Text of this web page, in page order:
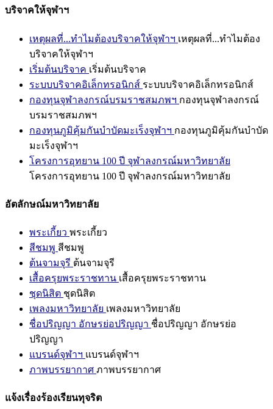
บริจาคให้จุฬาฯ
เหตุผลที่...ทำไมต้องบริจาคให้จุฬาฯ เหตุผลที่...ทำไมต้อง
บริจาคให้จุฬาฯ
เริ่มต้นบริจาค เริ่มต้นบริจาค
ระบบบริจาคอิเล็กทรอนิกส์ ระบบบริจาคอิเล็กทรอนิกส์
กองทุนจุฬาลงกรณ์บรมราชสมภพฯ กองทุนจุฬาลงกรณ์
บรมราชสมภพฯ
กองทุนภูมิคุ้มกันบำบัดมะเร็งจุฬาฯ กองทุนภูมิคุ้มกันบำบัด
มะเร็งจุฬาฯ
โครงการอุทยาน 100 ปี จุฬาลงกรณ์มหาวิทยาลัย
โครงการอุทยาน 100 ปี จุฬาลงกรณ์มหาวิทยาลัย
อัตลักษณ์มหาวิทยาลัย
พระเกี้ยว พระเกี้ยว
สีชมพู สีชมพู
ต้นจามจุรี ต้นจามจุรี
เสื้อครุยพระราชทาน เสื้อครุยพระราชทาน
ชุดนิสิต ชุดนิสิต
เพลงมหาวิทยาลัย เพลงมหาวิทยาลัย
ชื่อปริญญา อักษรย่อปริญญา ชื่อปริญญา อักษรย่อ
ปริญญา
แบรนด์จุฬาฯ แบรนด์จุฬาฯ
ภาพบรรยากาศ ภาพบรรยากาศ
แจ้งเรื่องร้องเรียนทุจริต